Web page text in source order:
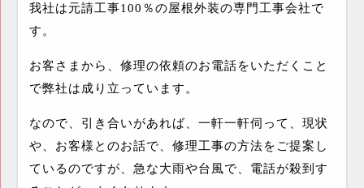
我社は元請工事100 ％の屋根外装の専門工事会社で
す。
お客さまから、修理の依頼のお電話をいただくこと
で弊社は成り立っています。
なので、引き合いがあれば、一軒一軒伺って、現状
や、お客様とのお話で、修理工事の方法をご提案し
ているのですが、急な大雨や台風で、電話が殺到す